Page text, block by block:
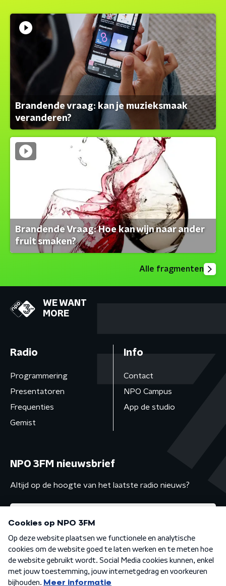
Brandende vraag: kan je muzieksmaak
veranderen?
Brandende Vraag: Hoe kan wijn naar ander
fruit smaken?
Alle fragmenten
WE WANT
MORE
Radio
Programmering
Presentatoren
Frequenties
Gemist
Info
Contact
NPO Campus
App de studio
NPO 3FM nieuwsbrief
Altijd op de hoogte van het laatste radio nieuws?
Algemene voorwaarden Privacybeleid